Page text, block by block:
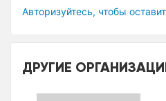
Авторизуйтесь, чтобы
ДРУГИЕ